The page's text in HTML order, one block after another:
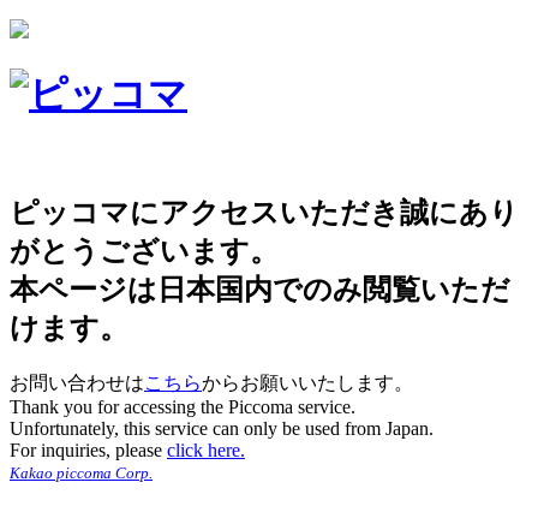
ピッコマにアクセスいただき誠にあり
がとうございます。
本ページは日本国内でのみ閲覧いただ
けます。
お問い合わせはこちらからお願いいたします。
Thank you for accessing the Piccoma service.
Unfortunately, this service can only be used from Japan.
For inquiries, please click here.
Kakao piccoma Corp.